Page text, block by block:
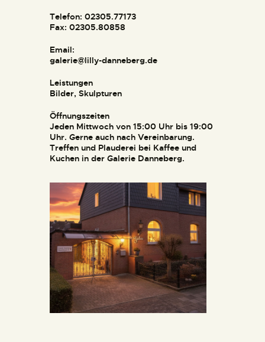
Telefon: 02305.77173
Fax: 02305.80858
Email:
galerie@lilly-danneberg.de
Leistungen
Bilder, Skulpturen
Öffnungszeiten
Jeden Mittwoch von 15:00 Uhr bis 19:00
Uhr. Gerne auch nach Vereinbarung.
Treffen und Plauderei bei Kaffee und
Kuchen in der Galerie Danneberg.